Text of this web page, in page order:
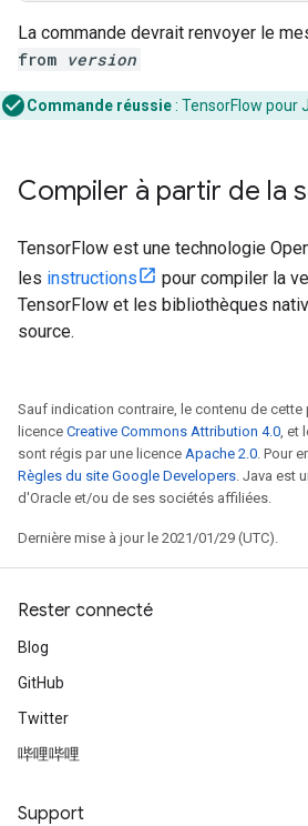
La commande devrait renvoyer le
from version
Commande réussie: TensorFlow pour
Compiler à partir de la
TensorFlow est une technologie
les instructions
pour compiler la
TensorFlow et les bibliothèques
source.
Sauf indication contraire, le contenu de cette
licence Creative Commons Attribution 4.0, et
sont régis par une licence Apache 2.0. Pour
Règles du site Google Developers. Java est
d'Oracle et/ou de ses sociétés affiliées.
Dernière mise à jour le 2021/01/29 (UTC).
Rester connecté
Blog
GitHub
Twitter
哔哩哔哩
Support